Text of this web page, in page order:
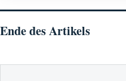
Ende des Artikels